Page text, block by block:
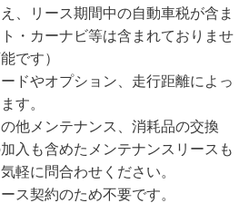
、リース期間中の自動車税が含ま
・カーナビ等は含まれておりませ
です）
ドやオプション、走行距離によっ
す。
他メンテナンス、消耗品の交換
入も含めたメンテナンスリースも
軽に問合わせください。
ス契約のため不要です。